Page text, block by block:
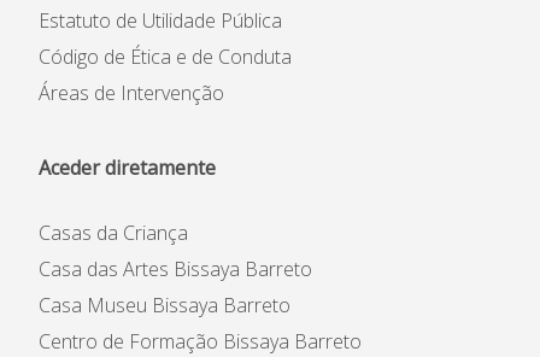
Estatuto de Utilidade Pública
Código de Ética e de Conduta
Áreas de Intervenção
Aceder diretamente
Casas da Criança
Casa das Artes Bissaya Barreto
Casa Museu Bissaya Barreto
Centro de Formação Bissaya Barreto